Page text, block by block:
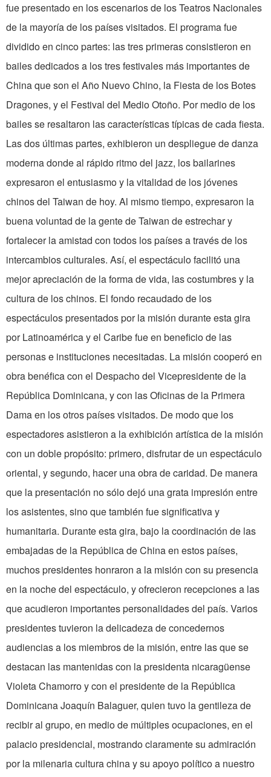
fue presentado en los escenarios de los Teatros Nacionales
de la mayoría de los países visitados. El programa fue
dividido en cinco partes: las tres primeras consistieron en
bailes dedicados a los tres festivales más importantes de
China que son el Año Nuevo Chino, la Fiesta de los Botes
Dragones, y el Festival del Medio Otoño. Por medio de los
bailes se resaltaron las características típicas de cada fiesta.
Las dos últimas partes, exhibieron un despliegue de danza
moderna donde al rápido ritmo del jazz, los bailarines
expresaron el entusiasmo y la vitalidad de los jóvenes
chinos del Taiwan de hoy. Al mismo tiempo, expresaron la
buena voluntad de la gente de Taiwan de estrechar y
fortalecer la amistad con todos los países a través de los
intercambios culturales. Así, el espectáculo facilitó una
mejor apreciación de la forma de vida, las costumbres y la
cultura de los chinos. El fondo recaudado de los
espectáculos presentados por la misión durante esta gira
por Latinoamérica y el Caribe fue en beneficio de las
personas e instituciones necesitadas. La misión cooperó en
obra benéfica con el Despacho del Vicepresidente de la
República Dominicana, y con las Oficinas de la Primera
Dama en los otros países visitados. De modo que los
espectadores asistieron a la exhibición artística de la misión
con un doble propósito: primero, disfrutar de un espectáculo
oriental, y segundo, hacer una obra de caridad. De manera
que la presentación no sólo dejó una grata impresión entre
los asistentes, sino que también fue significativa y
humanitaria. Durante esta gira, bajo la coordinación de las
embajadas de la República de China en estos países,
muchos presidentes honraron a la misión con su presencia
en la noche del espectáculo, y ofrecieron recepciones a las
que acudieron importantes personalidades del país. Varios
presidentes tuvieron la delicadeza de concedernos
audiencias a los miembros de la misión, entre las que se
destacan las mantenidas con la presidenta nicaragüense
Violeta Chamorro y con el presidente de la República
Dominicana Joaquín Balaguer, quien tuvo la gentileza de
recibir al grupo, en medio de múltiples ocupaciones, en el
palacio presidencial, mostrando claramente su admiración
por la milenaria cultura china y su apoyo político a nuestro